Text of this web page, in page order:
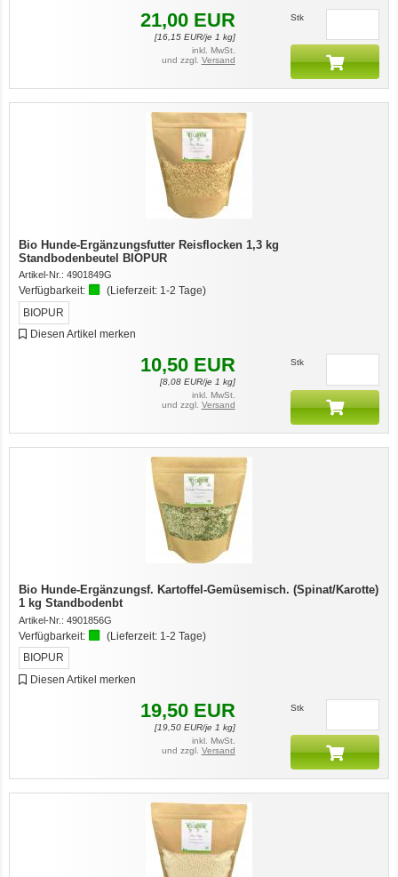
21,00 EUR
[16,15EUR/je 1 kg]
inkl. MwSt.
und zzgl. Versand
Stk
Bio Hunde-Ergänzungsfutter Reisflocken 1,3 kg
Standbodenbeutel BIOPUR
Artikel-Nr.: 4901849G
Verfügbarkeit: (Lieferzeit: 1-2 Tage)
BIOPUR
Diesen Artikel merken
10,50 EUR
[8,08EUR/je 1 kg]
inkl. MwSt.
und zzgl. Versand
Stk
Bio Hunde-Ergänzungsf. Kartoffel-Gemüsemisch. (Spinat/Karotte)
1 kg Standbodenbt
Artikel-Nr.: 4901856G
Verfügbarkeit: (Lieferzeit: 1-2 Tage)
BIOPUR
Diesen Artikel merken
19,50 EUR
[19,50EUR/je 1 kg]
inkl. MwSt.
und zzgl. Versand
Stk